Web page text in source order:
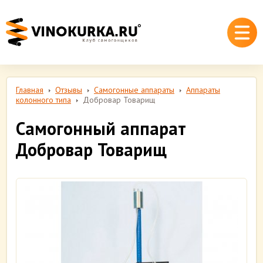
Главная Отзывы Самогонные аппараты
Аппараты
колонного типа
Добровар Товарищ
Самогонный аппарат
Добровар Товарищ